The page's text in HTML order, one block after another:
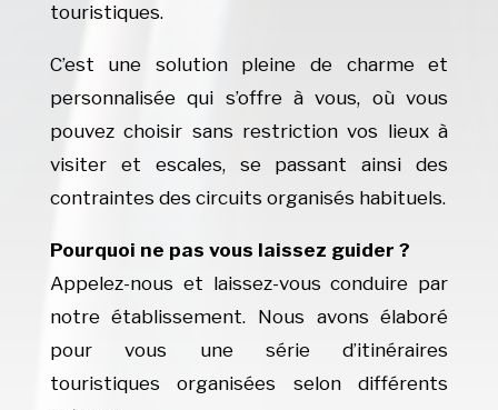
touristiques.
C’est une solution pleine de charme et
personnalisée qui s’offre à vous, où vous
pouvez choisir sans restriction vos lieux à
visiter et escales, se passant ainsi des
contraintes des circuits organisés habituels.
Pourquoi ne pas vous laissez guider ?
Appelez-nous et laissez-vous conduire par
notre établissement. Nous avons élaboré
pour vous une série d’itinéraires
touristiques organisées selon différents